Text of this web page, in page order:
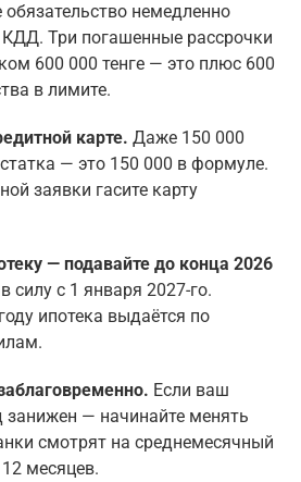
немедленно
КДД. Три погашенные рассрочки
600 000 тенге — это плюс 600
в лимите.
карте. Даже 150 000
— это 150 000 в формуле.
заявки гасите карту
— подавайте до конца 2026
силу с 1 января 2027-го.
ипотека выдаётся по
Если ваш
— начинайте менять
смотрят на среднемесячный
месяцев.